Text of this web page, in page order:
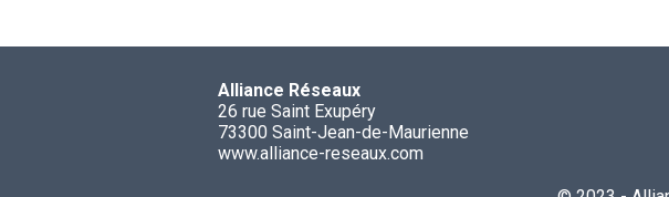
Alliance Réseaux
26 rue Saint Exupéry
73300 Saint-Jean-de-Maurienne
www.alliance-reseaux.com